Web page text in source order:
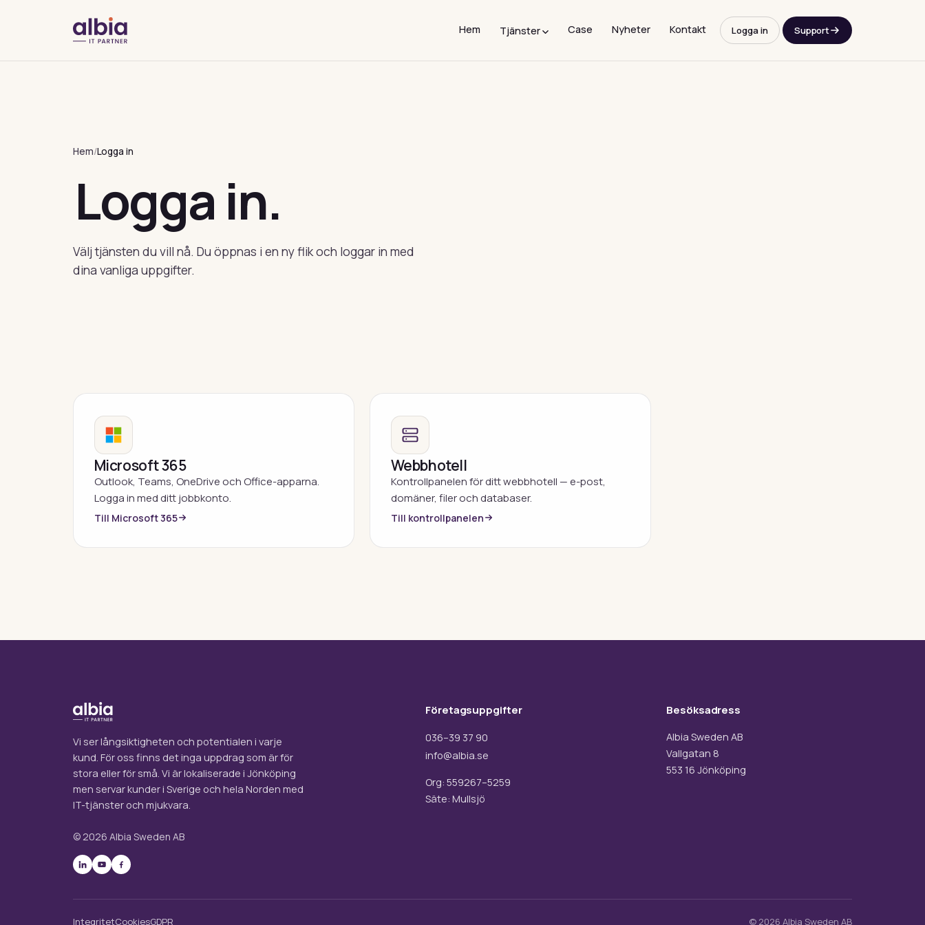
Hem Tjänster Case Nyheter Kontakt Logga in Support
Hem/Logga in
Logga in.
Välj tjänsten du vill nå. Du öppnas i en ny flik och loggar in med
dina vanliga uppgifter.
Microsoft 365
Outlook, Teams, OneDrive och Office-apparna.
Logga in med ditt jobbkonto.
Till Microsoft 365
Webbhotell
Kontrollpanelen för ditt webbhotell — e-post,
domäner, filer och databaser.
Till kontrollpanelen
Vi ser långsiktigheten och potentialen i varje
kund. För oss finns det inga uppdrag som är för
stora eller för små. Vi är lokaliserade i Jönköping
men servar kunder i Sverige och hela Norden med
IT-tjänster och mjukvara.
© 2026 Albia Sweden AB
Företagsuppgifter
036–39 37 90
info@albia.se
Org: 559267–5259
Säte: Mullsjö
Besöksadress
Albia Sweden AB
Vallgatan 8
553 16 Jönköping
IntegritetCookiesGDPR © 2026 Albia Sweden AB